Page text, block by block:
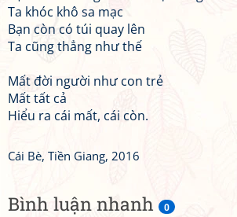
Bình luận nhanh 0
Ta khóc khô sa mạc
Bạn còn có túi quay lên
Ta cũng thẳng như thế
Mất đời người như con trẻ
Mất tất cả
Hiểu ra cái mất, cái còn.
Cái Bè, Tiền Giang, 2016